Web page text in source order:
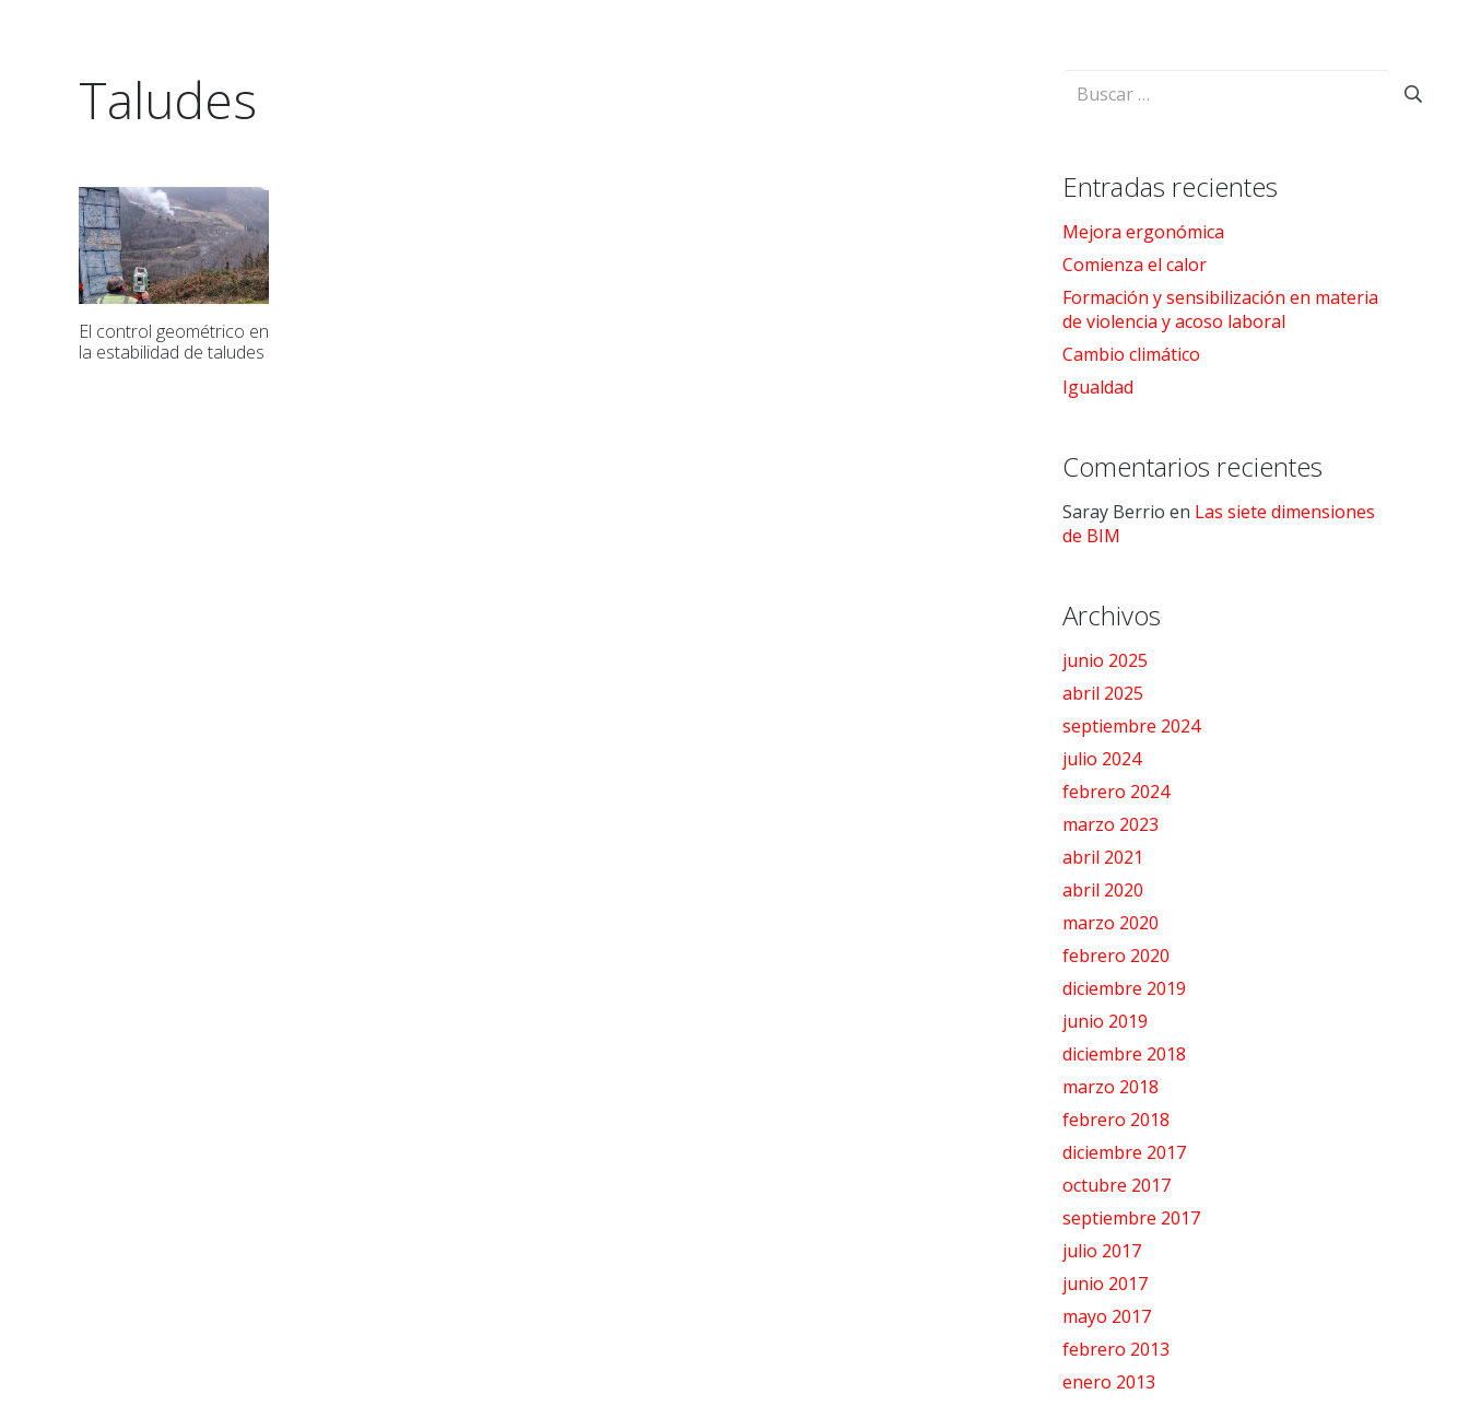
Taludes
El control geométrico en
la estabilidad de taludes
Buscar:
Entradas recientes
Mejora ergonómica
Comienza el calor
Formación y sensibilización en materia
de violencia y acoso laboral
Cambio climático
Igualdad
Comentarios recientes
Saray Berrio en Las siete dimensiones
de BIM
Archivos
junio 2025
abril 2025
septiembre 2024
julio 2024
febrero 2024
marzo 2023
abril 2021
abril 2020
marzo 2020
febrero 2020
diciembre 2019
junio 2019
diciembre 2018
marzo 2018
febrero 2018
diciembre 2017
octubre 2017
septiembre 2017
julio 2017
junio 2017
mayo 2017
febrero 2013
enero 2013